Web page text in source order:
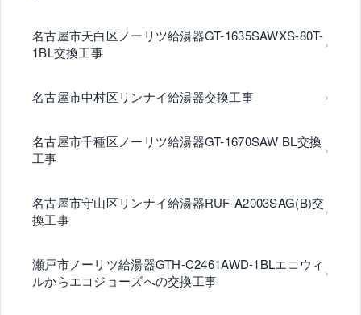
名古屋市天白区ノーリツ給湯器GT-1635SAWXS-80T-
1BL交換工事
名古屋市中村区リンナイ給湯器交換工事
名古屋市千種区ノーリツ給湯器GT-1670SAW BL交換
工事
名古屋市守山区リンナイ給湯器RUF-A2003SAG(B)交
換工事
瀬戸市ノーリツ給湯器GTH-C2461AWD-1BLエコウィ
ルからエコジョーズへの交換工事